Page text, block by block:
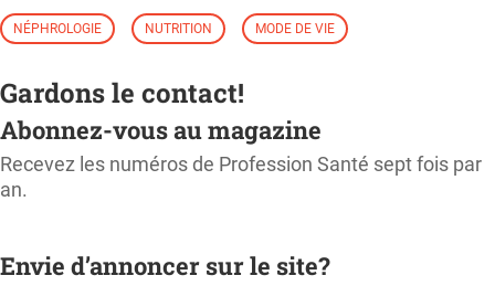
NÉPHROLOGIE NUTRITION MODE DE VIE
Gardons le contact!
Abonnez-vous au magazine
Recevez les numéros de Profession Santé sept fois par
an.
Envie d’annoncer sur le site?